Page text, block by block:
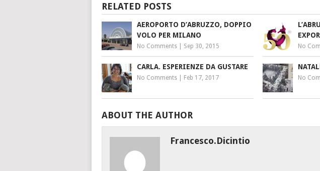
RELATED POSTS
AEROPORTO D’ABRUZZO, DOPPIO
VOLO PER MILANO
No Comments Sep 30, 2015 No
CARLA. ESPERIENZE DA GUSTARE
No Comments Feb 17, 2017 No
ABOUT THE AUTHOR
Francesco.dicintio